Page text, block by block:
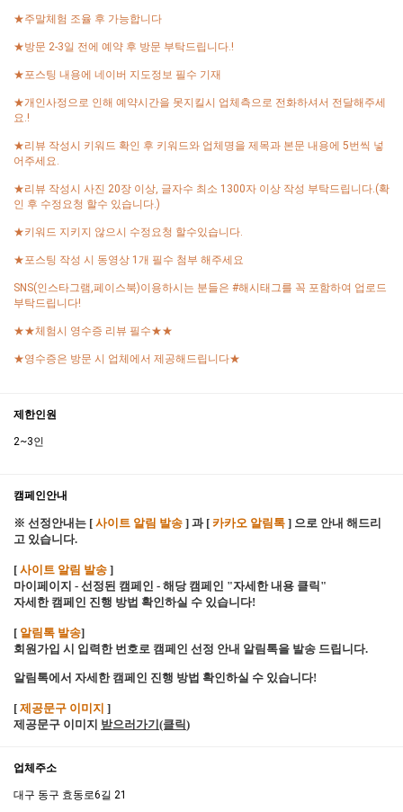
★주말체험 조율 후 가능합니다
★방문 2-3일 전에 예약 후 방문 부탁드립니다.!
★포스팅 내용에 네이버 지도정보 필수 기재
★개인사정으로 인해 예약시간을 못지킬시 업체측으로 전화하셔서 전달해주세
요.!
★리뷰 작성시 키워드 확인 후 키워드와 업체명을 제목과 본문 내용에 5번씩 넣
어주세요.
★리뷰 작성시 사진 20장 이상, 글자수 최소 1300자 이상 작성 부탁드립니다.(확
인 후 수정요청 할수 있습니다.)
★키워드 지키지 않으시 수정요청 할수있습니다.
★포스팅 작성 시 동영상 1개 필수 첨부 해주세요
SNS(인스타그램,페이스북)이용하시는 분들은 #해시태그를 꼭 포함하여 업로드
부탁드립니다!
★★체험시 영수증 리뷰 필수★★
★영수증은 방문 시 업체에서 제공해드립니다★
제한인원
2~3인
캠페인안내
※ 선정안내는 [ 사이트 알림 발송 ] 과 [ 카카오 알림톡 ] 으로 안내 해드리
고 있습니다.
[ 사이트 알림 발송 ]
마이페이지 - 선정된 캠페인 - 해당 캠페인 "자세한 내용 클릭"
자세한 캠페인 진행 방법 확인하실 수 있습니다!
[ 알림톡 발송]
회원가입 시 입력한 번호로 캠페인 선정 안내 알림톡을 발송 드립니다.
알림톡에서 자세한 캠페인 진행 방법 확인하실 수 있습니다!
[ 제공문구 이미지 ]
제공문구 이미지 받으러가기(클릭 )
업체주소
대구 동구 효동로6길 21